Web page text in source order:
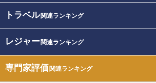
トラベル関連ランキング
レジャー関連ランキング
専門家評価関連ランキング